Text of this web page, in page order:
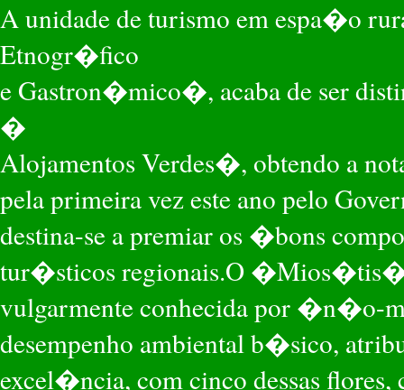
A unidade de turismo em espa�o
Etnogr�fico
e Gastron�mico�, acaba de ser
�
Alojamentos Verdes�, obtendo a
pela primeira vez este ano pelo
destina-se a premiar os �bons
tur�sticos regionais.O
vulgarmente conhecida por �n�o-
desempenho ambiental b�sico,
excel�ncia, com cinco dessas flores,